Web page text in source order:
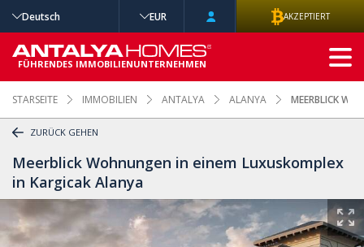
STARSEITE IMMOBILIEN ANTALYA ALANYA MEERBLICK
ZURÜCK GEHEN
Meerblick Wohnungen in einem Luxuskomplex
in Kargicak Alanya
Deutsch EUR AKZEPTIERT
FÜHRENDES IMMOBILIENUNTERNEHMEN
ERWEITERTE
SUCHE